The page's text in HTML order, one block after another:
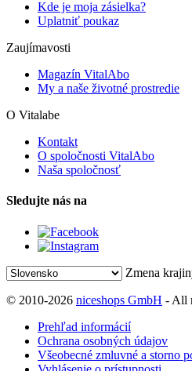
Kde je moja zásielka?
Uplatniť poukaz
Zaujímavosti
Magazín VitalAbo
My a naše životné prostredie
O Vitalabe
Kontakt
O spoločnosti VitalAbo
Naša spoločnosť
Sledujte nás na
Zmena
© 2010-2026 niceshops GmbH - All
Prehľad informácií
Ochrana osobných údajov
Všeobecné zmluvné a storno